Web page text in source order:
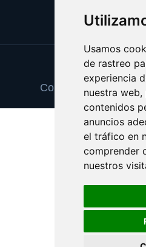
Usamos
de rastreo
experiencia
nuestra
contenidos
anuncios
el tráfico en
comprender
nuestros
Update
Copyright © 2025